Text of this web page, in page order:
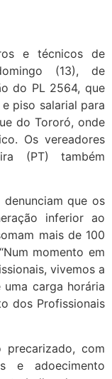
e técnicos de
(13), de
do PL 2564, que
piso salarial para
do Tororó, onde
Os vereadores
(PT) também
que os
inferior ao
mais de 100
momento em
vivemos a
carga horária
dos Profissionais
precarizado, com
e adoecimento